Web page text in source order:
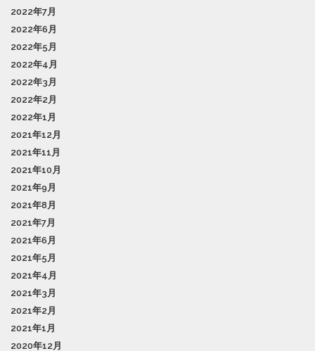
2022年7月
2022年6月
2022年5月
2022年4月
2022年3月
2022年2月
2022年1月
2021年12月
2021年11月
2021年10月
2021年9月
2021年8月
2021年7月
2021年6月
2021年5月
2021年4月
2021年3月
2021年2月
2021年1月
2020年12月